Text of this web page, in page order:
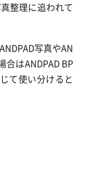
整理に追われて
写真やAN
合はANDPAD BP
て使い分けると